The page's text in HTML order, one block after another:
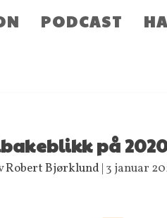
PODCAST
på
Robert Bjørklund | 3 januar